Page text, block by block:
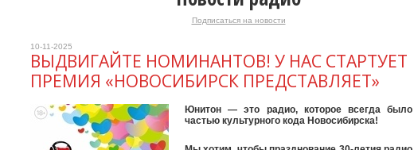
Подписаться на новости
10-11-2025
ВЫДВИГАЙТЕ НОМИНАНТОВ! У НАС СТАРТУЕТ
ПРЕМИЯ «НОВОСИБИРСК ПРЕДСТАВЛЯЕТ»
Юнитон — это радио, которое всегда было
частью культурного кода Новосибирска!